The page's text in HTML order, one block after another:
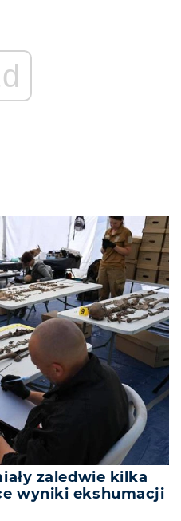
zaledwie kilka
wyniki ekshumacji